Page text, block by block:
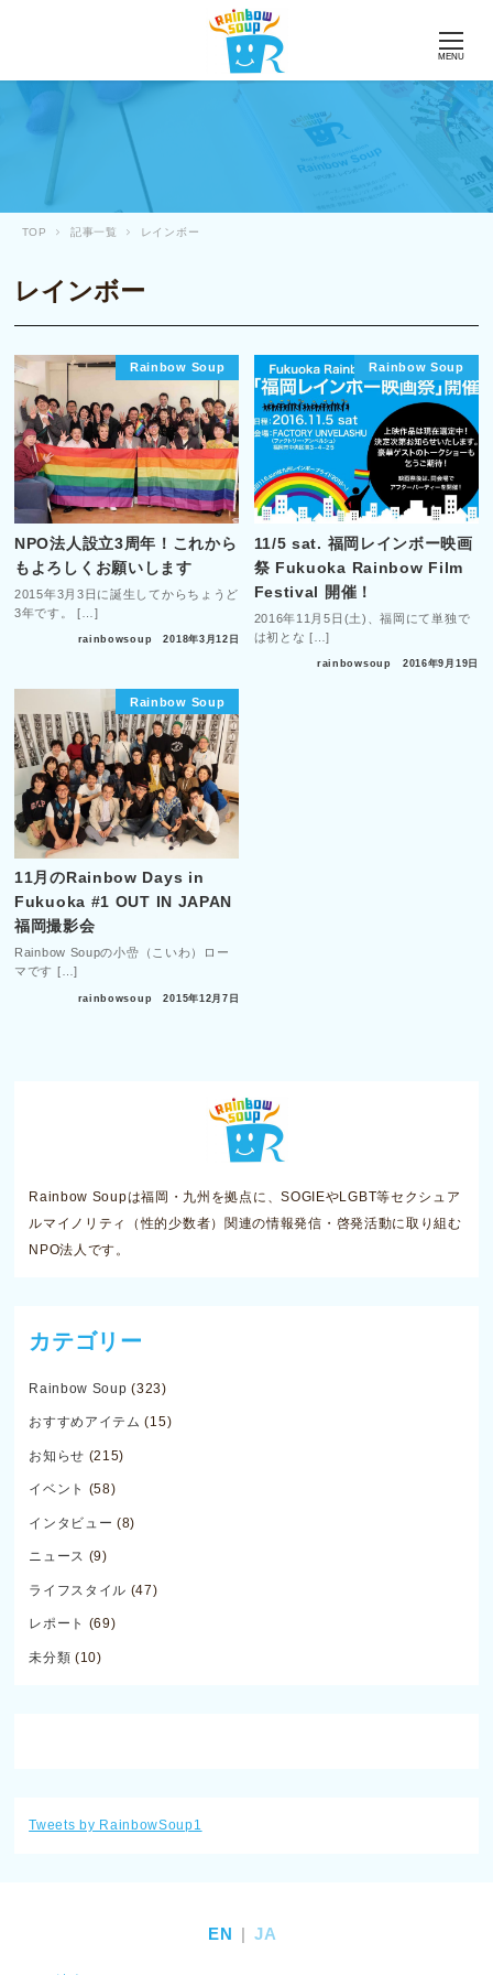
MENU
TOP 記事一覧 レインボー
レインボー
Rainbow Soup
NPO法人設立3周年！これから
もよろしくお願いします
2015年3月3日に誕生してからちょうど
3年です。 […]
rainbowsoup 2018年3月12日
Rainbow Soup
11/5 sat. 福岡レインボー映画
祭 Fukuoka Rainbow Film
Festival 開催！
2016年11月5日(土)、福岡にて単独で
は初とな […]
rainbowsoup 2016年9月19日
Rainbow Soup
11月のRainbow Days in
Fukuoka #1 OUT IN JAPAN
福岡撮影会
Rainbow Soupの小嵒（こいわ）ロー
マです […]
rainbowsoup 2015年12月7日
Rainbow Soupは福岡・九州を拠点に、SOGIEやLGBT等セクシュア
ルマイノリティ（性的少数者）関連の情報発信・啓発活動に取り組む
NPO法人です。
カテゴリー
Rainbow Soup (323)
おすすめアイテム (15)
お知らせ (215)
イベント (58)
インタビュー (8)
ニュース (9)
ライフスタイル (47)
レポート (69)
未分類 (10)
Tweets by RainbowSoup1
EN JA